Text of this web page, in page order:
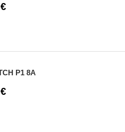
P1 8A